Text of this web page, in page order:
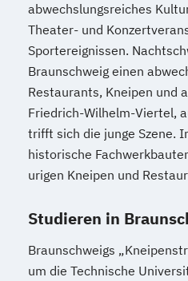
abwechslungsreiches
Theater- und
Sportereignissen.
Braunschweig einen
Restaurants, Kneipen und
Friedrich-Wilhelm-Viertel,
trifft sich die junge Szene.
historische
urigen Kneipen und
Studieren in
Braunschweigs
um die Technische